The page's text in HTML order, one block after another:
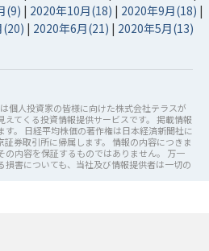
(9) | 2020年10月(18) | 2020年9月(18) |
(20) | 2020年6月(21) | 2020年5月(13)
人投資家の皆様に向けた株式会社テラスが
てくる投資情報提供サービスです。 掲載情報
。 日経平均株価の著作権は日本経済新聞社に
証券取引所に帰属します。 情報の内容につきま
の内容を保証するものではありません。 万一
損害についても、当社及び情報提供者は一切の